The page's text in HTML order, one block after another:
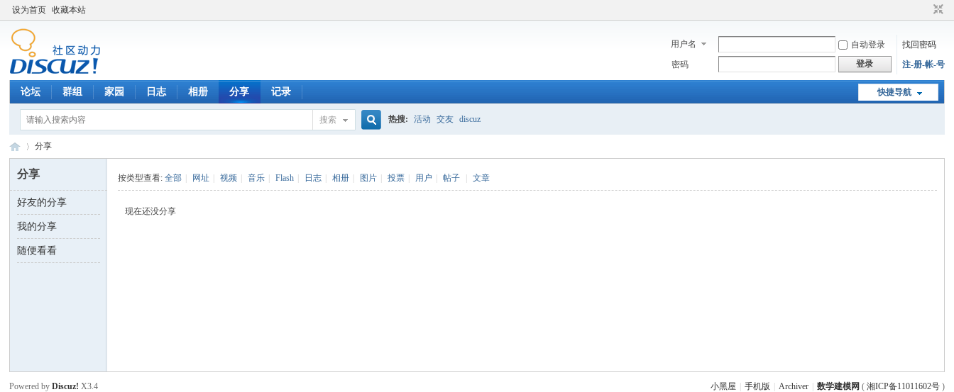
设为首页 收藏本站
用户名 自动登录
找回密码
密码
登录 注-册-帐-号
快捷导航
论坛 群组 家园 日志 相册 分享 记录
搜索 热搜: 活动 交友 discuz
数 ›
分享
分享
好友的分享
我的分享
随便看看
按类型查看:全部 网址 视频 音乐 Flash 日志 相册 图片 投票 用户 帖子 文章
现在还没分享
小黑屋 手机版 Archiver 数学建模网 ( 湘ICP备11011602号)
Powered byDiscuz! X3.4